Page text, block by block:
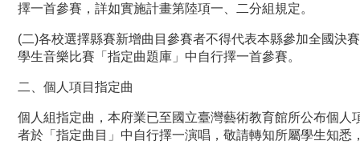
擇一首參賽，詳如實施計畫第陸項一、二分組規定。
(二)各校選擇縣賽新增曲目參賽者不得代表本縣參加全國決
學生音樂比賽「指定曲題庫」中自行擇一首參賽。
二、個人項目指定曲
個人組指定曲，本府業已至國立臺灣藝術教育館所公布個
者於「指定曲目」中自行擇一演唱，敬請轉知所屬學生知悉